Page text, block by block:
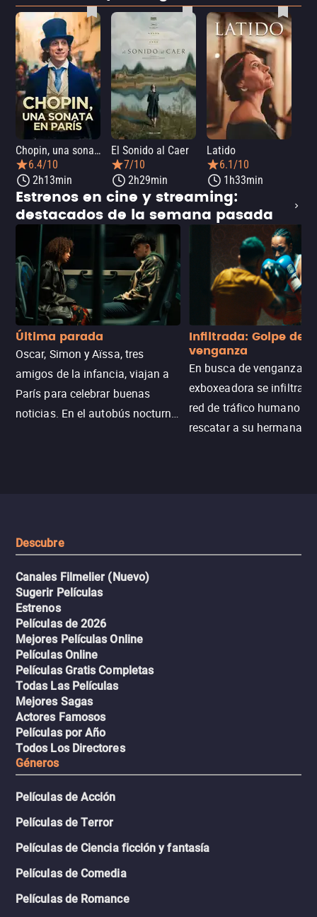
Chopin, una sonata en París
6.4/10
2h13min
El Sonido al Caer
7/10
2h29min
Latido
6.1/10
1h33min
Estrenos en cine y streaming:
destacados de la semana pasada
Última parada
Oscar, Simon y Aïssa, tres
amigos de la infancia, viajan a
París para celebrar buenas
noticias. En el autobús nocturno
Infiltrada: Golpe de
venganza
En busca de venganza,
exboxeadora se infiltra
red de tráfico humano
rescatar a su hermana
Descubre
Canales Filmelier (Nuevo)
Sugerir Películas
Estrenos
Películas de 2026
Mejores Películas Online
Películas Online
Películas Gratis Completas
Todas Las Películas
Mejores Sagas
Actores Famosos
Películas por Año
Todos Los Directores
Géneros
Películas de Acción
Películas de Terror
Películas de Ciencia ficción y fantasía
Películas de Comedia
Películas de Romance